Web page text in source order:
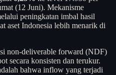
(12 Juni). Mekanisme
peningkatan imbal hasil
aset Indonesia lebih menarik di
non-deliverable forward (NDF)
secara konsisten dan terukur.
bahwa inflow yang terjadi